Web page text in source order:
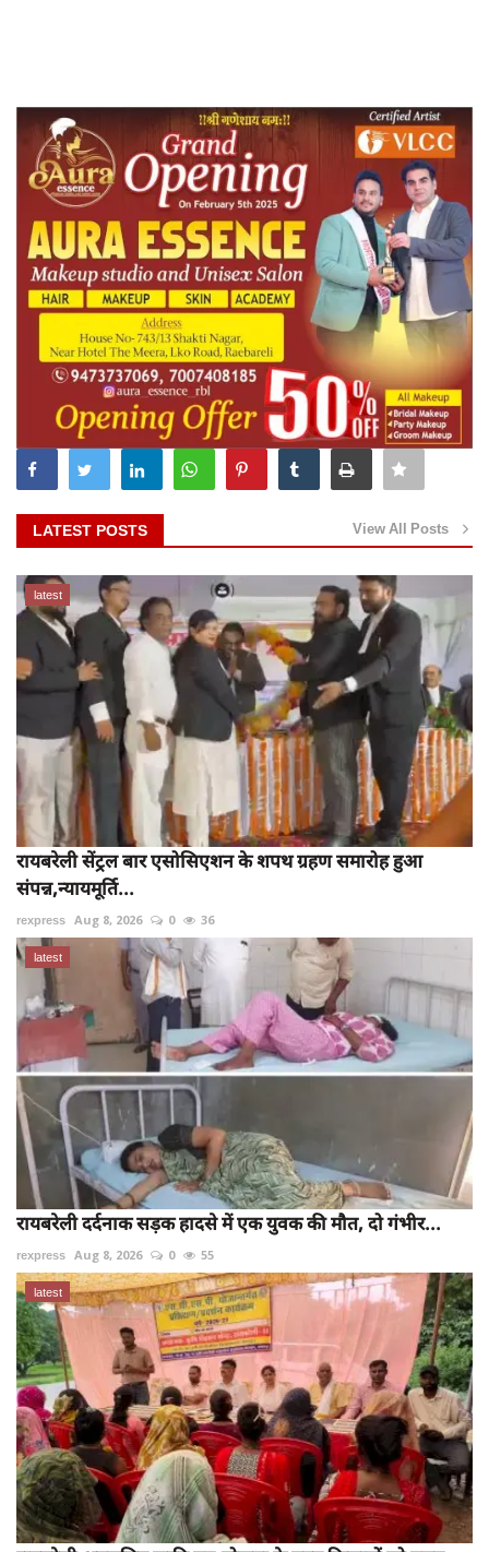
LATEST POSTS View All Posts
latest
रायबरेली सेंट्रल बार एसोसिएशन के शपथ ग्रहण समारोह हुआ
संपन्न,न्यायमूर्ति...
rexpress Aug 8, 2026 0 36
latest
रायबरेली दर्दनाक सड़क हादसे में एक युवक की मौत, दो गंभीर...
rexpress Aug 8, 2026 0 55
latest